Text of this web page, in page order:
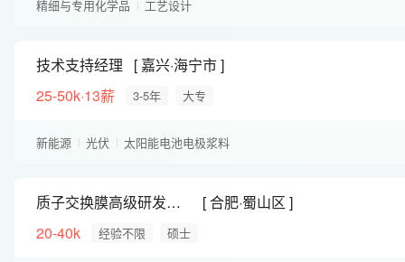
精细与专用化学品 工艺设计
技术支持经理
嘉兴·海宁市
25-50k·13薪
3-5年 大专
新能源 光伏 太阳能电池电极浆料
质子交换膜高级研发工程师
合肥·蜀山区
20-40k
经验不限 硕士